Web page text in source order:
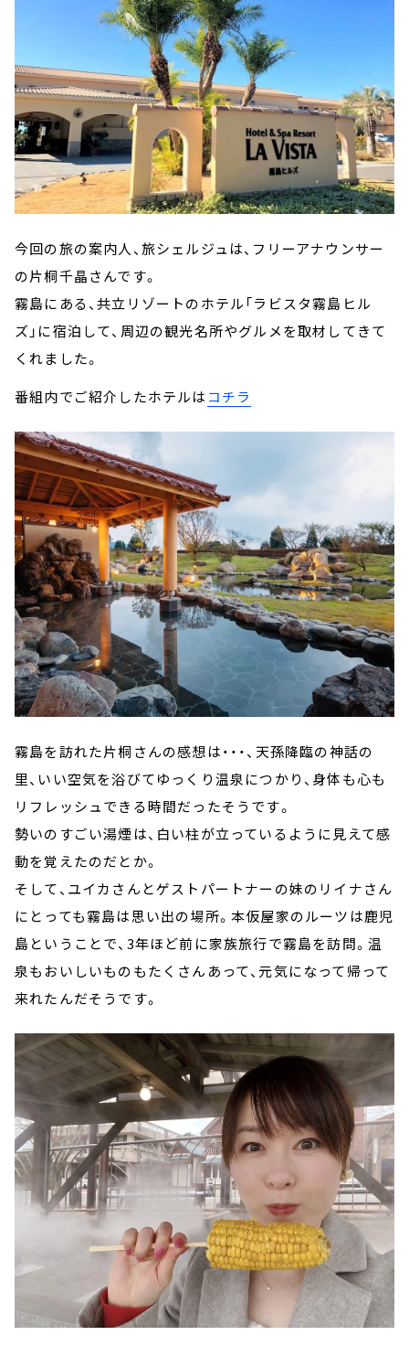
今回の旅の案内人、旅シェルジュは、フリーアナウンサー
の片桐千晶さんです。
霧島にある、共立リゾートのホテル「ラビスタ霧島ヒル
ズ」に宿泊して、周辺の観光名所やグルメを取材してきて
くれました。
番組内でご紹介したホテルは コチラ
霧島を訪れた片桐さんの感想は・・・、天孫降臨の神話の
里、いい空気を浴びてゆっくり温泉につかり、身体も心も
リフレッシュできる時間だったそうです。
勢いのすごい湯煙は、白い柱が立っているように見えて感
動を覚えたのだとか。
そして、ユイカさんとゲストパートナーの妹のリイナさん
にとっても霧島は思い出の場所。本仮屋家のルーツは鹿児
島ということで、3年ほど前に家族旅行で霧島を訪問。温
泉もおいしいものもたくさんあって、元気になって帰って
来れたんだそうです。